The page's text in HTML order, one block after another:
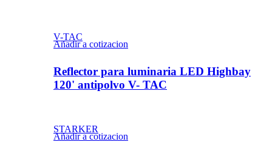
V-TAC
Añadir a cotizacion
Reflector para luminaria LED Highbay
120' antipolvo V- TAC
STARKER
Añadir a cotizacion